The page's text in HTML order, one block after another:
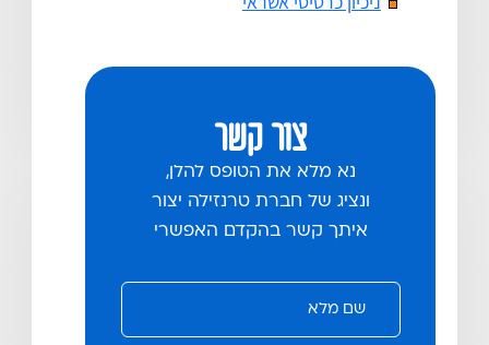
צור קשר
נא מלא את הטופס להלן,
ונציג של חברת טרנזילה יצור
איתך קשר בהקדם האפשרי